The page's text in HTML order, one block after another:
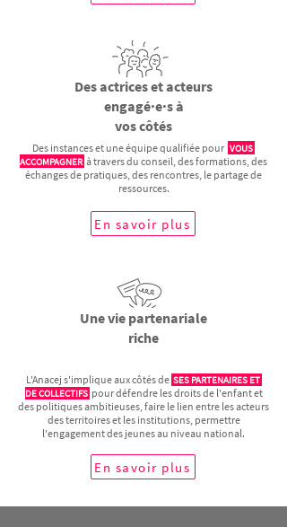
Des actrices et acteurs
engagé·e·s à
vos côtés
Des instances et une équipe qualifiée pour VOUS
ACCOMPAGNER à travers du conseil, des formations, des
échanges de pratiques, des rencontres, le partage de
ressources.
En savoir plus
Une vie partenariale
riche
L'Anacej s'implique aux côtés de SES PARTENAIRES ET
DE COLLECTIFS pour défendre les droits de l'enfant et
des politiques ambitieuses, faire le lien entre les acteurs
des territoires et les institutions, permettre
l'engagement des jeunes au niveau national.
En savoir plus